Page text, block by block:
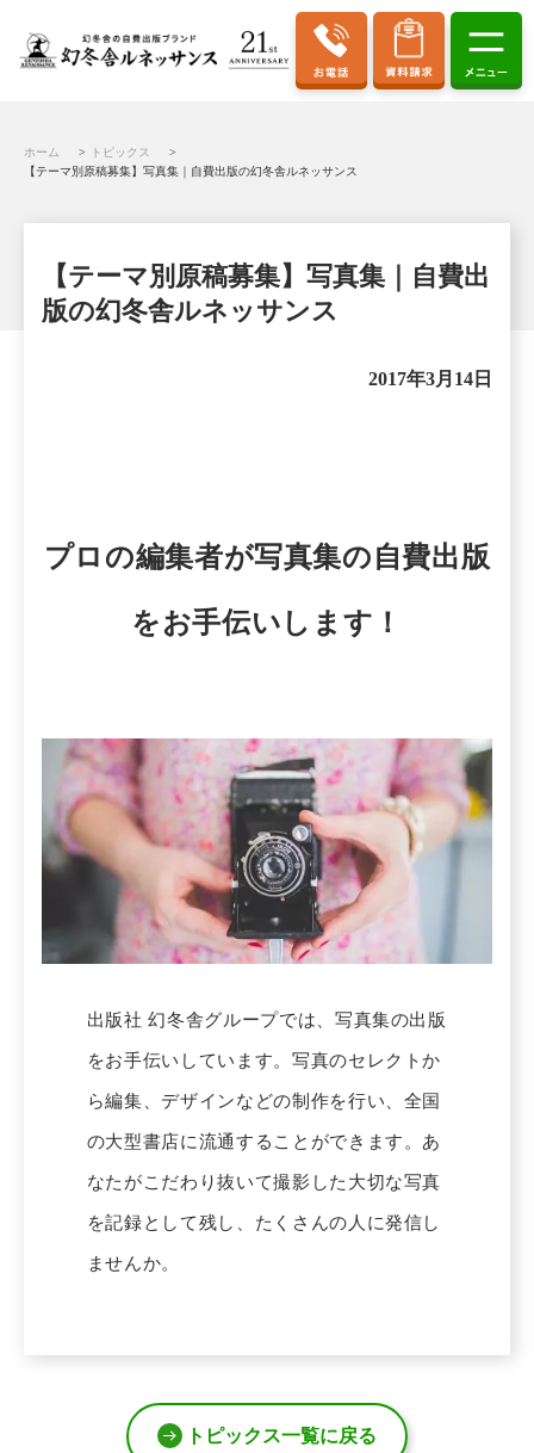
ホーム
トピックス
【テーマ別原稿募集】写真集｜自費出版の幻冬舎ルネッサンス
【テーマ別原稿募集】写真集｜自費出
版の幻冬舎ルネッサンス
2017年3月14日
プロの編集者が写真集の自費出版
をお手伝いします！
出版社 幻冬舎グループでは、写真集の出版
をお手伝いしています。写真のセレクトか
ら編集、デザインなどの制作を行い、全国
の大型書店に流通することができます。あ
なたがこだわり抜いて撮影した大切な写真
を記録として残し、たくさんの人に発信し
ませんか。
トピックス一覧に戻る